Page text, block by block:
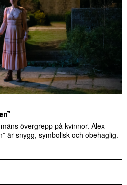
övergrepp på kvinnor. Alex
är snygg, symbolisk och obehaglig.